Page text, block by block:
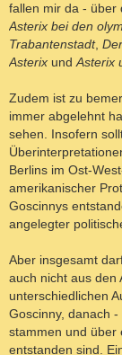
fallen mir da - über
Asterix bei den
Trabantenstadt,
Asterix undAsterix
Zudem ist zu
immer abgelehnt
sehen. Insofern
Berlins im Ost-
amerikanischer
Goscinnys
angelegter
Aber insgesamt
auch nicht aus den
unterschiedlichen
Goscinny, danach
stammen und über
entstanden sind.